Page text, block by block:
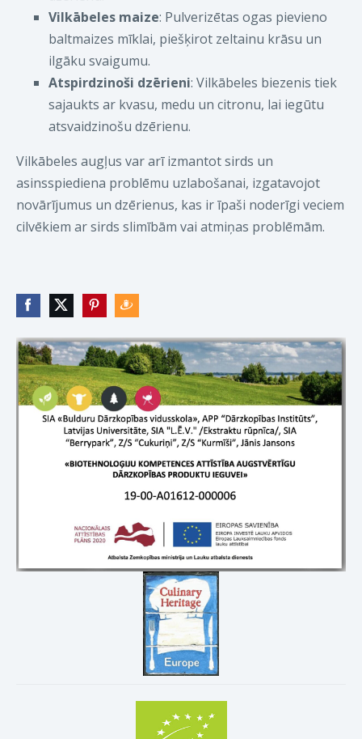
Vilkābeles maize: Pulverizētas ogas pievieno
baltmaizes mīklai, piešķirot zeltainu krāsu un
ilgāku svaigumu.
Atspirdzinoši dzērieni: Vilkābeles biezenis tiek
sajaukts ar kvasu, medu un citronu, lai iegūtu
atsvaidzinošu dzērienu.
Vilkābeles augļus var arī izmantot sirds un
asinsspiediena problēmu uzlabošanai, izgatavojot
novārījumus un dzērienus, kas ir īpaši noderīgi veciem
cilvēkiem ar sirds slimībām vai atmiņas problēmām.